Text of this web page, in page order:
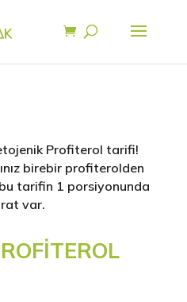
Profiterol tarifi!
birebir profiterolden
tarifin 1 porsiyonunda
var.